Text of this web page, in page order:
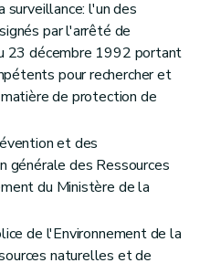
surveillance: l'un des
par l'arrêté de
23 décembre 1992 portant
pour rechercher et
de protection de
et des
générale des Ressources
du Ministère de la
de l'Environnement de la
naturelles et de